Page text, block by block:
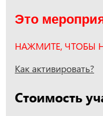
Это
НАЖМИТЕ, ЧТОБЫ
Как активировать?
Стоимость